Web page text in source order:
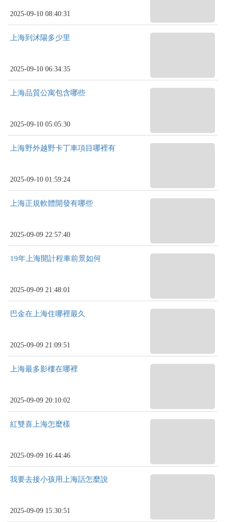
2025-09-10 08:40:31
上海到沭陽多少里
2025-09-10 06:34:35
上海品質公寓包含哪些
2025-09-10 05:05:30
上海野外越野卡丁車項目哪裡有
2025-09-10 01:59:24
上海正規軟體開發有哪些
2025-09-09 22:57:40
19年上海開計程車前景如何
2025-09-09 21:48:01
巴金在上海住哪裡最久
2025-09-09 21:09:51
上海最多影樓在哪裡
2025-09-09 20:10:02
紅雙喜上海怎麼樣
2025-09-09 16:44:46
我要去接小孩用上海話怎麼說
2025-09-09 15:30:51